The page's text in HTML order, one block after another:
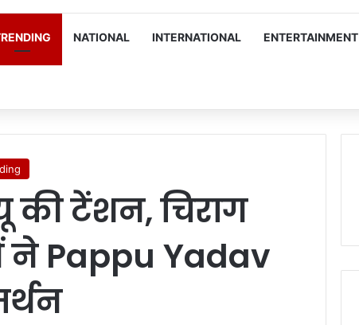
NATIONAL INTERNATIONAL ENTERTAINMENT
की टेंशन, चिराग
Pappu Yadav